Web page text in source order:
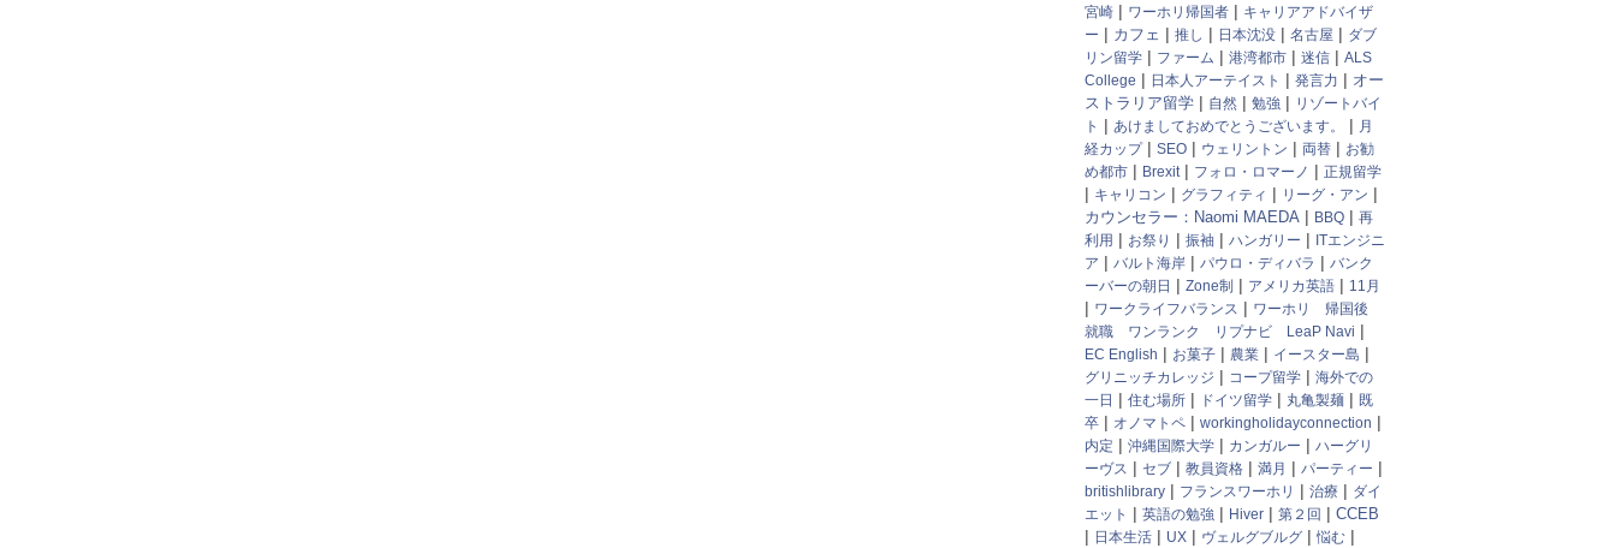
宮崎 | ワーホリ帰国者 | キャリアアドバイザ
ー | カフェ | 推し | 日本沈没 | 名古屋 | ダブ
リン留学 | ファーム | 港湾都市 | 迷信 | ALS
College | 日本人アーテイスト | 発言力 | オー
ストラリア留学 | 自然 | 勉強 | リゾートバイ
ト | あけましておめでとうございます。 | 月
経カップ| SEO | ウェリントン | 両替 | お勧
め都市 | Brexit | フォロ・ロマーノ | 正規留学
| キャリコン | グラフィティ | リーグ・アン |
カウンセラー：Naomi MAEDA | BBQ | 再
利用 | お祭り | 振袖 | ハンガリー | ITエンジニ
ア | バルト海岸 | パウロ・ディバラ | バンク
ーバーの朝日 | Zone制 | アメリカ英語 | 11月
| ワークライフバランス | ワーホリ 帰国後
就職 ワンランク リプナビ LeaP Navi |
EC English | お菓子 | 農業 | イースター島 |
グリニッチカレッジ | コープ留学 | 海外での
一日 | 住む場所 | ドイツ留学 | 丸亀製麺 | 既
卒 | オノマトペ | workingholidayconnection |
内定 | 沖縄国際大学 | カンガルー | ハーグリ
ーヴス | セブ | 教員資格 | 満月 | パーティー |
britishlibrary | フランスワーホリ | 治療 | ダイ
エット | 英語の勉強 | Hiver | 第２回 | CCEB
| 日本生活 | UX | ヴェルグブルグ |悩む |